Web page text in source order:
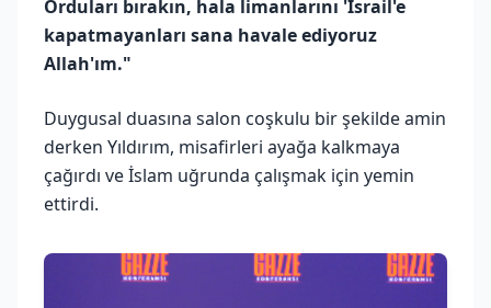
Orduları bırakın, hala limanlarını 'İsrail'e
kapatmayanları sana havale ediyoruz
Allah'ım."
Duygusal duasına salon coşkulu bir şekilde amin
derken Yıldırım, misafirleri ayağa kalkmaya
çağırdı ve İslam uğrunda çalışmak için yemin
ettirdi.